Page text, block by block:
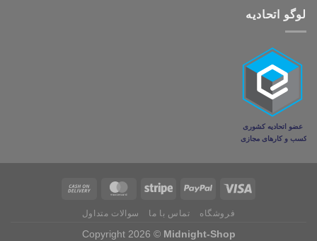
لوگو اتحادیه
فروشگاه تماس با ما سوالات متداول
Copyright 2026 © Midnight-Shop